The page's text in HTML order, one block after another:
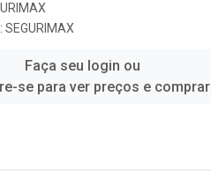
SEGURIMAX
Faça seu login ou
se para ver preços e comprar